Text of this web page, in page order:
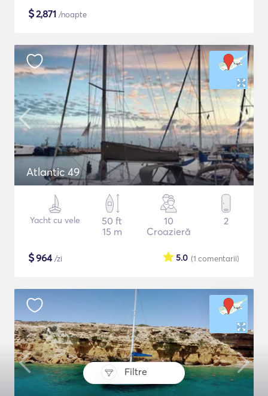
Filtre
$2,871 /noapte
Atlantic 49
Yacht cu vele
50 ft
15 m
10
Croazieră
2
$964/zi (1 comentarii)
5.0